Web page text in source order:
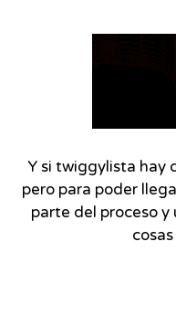
Y si twiggylista hay
pero para poder
parte del proceso y